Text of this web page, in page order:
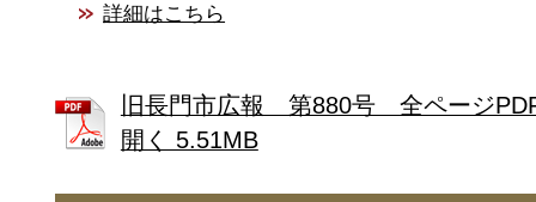
詳細はこちら
旧長門市広報 第880号 全ページ
開く 5.51MB